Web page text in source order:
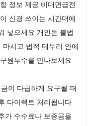
정보 제공 비대면급전
신경 쓰이는 시간대에
넣으세요 개인돈 불법
시고 법적 테두리 안에
원투수를 만나보세요
이 다급하게 요구될 때
다이렉트 처리됩니다
가 수수료나 보증금을